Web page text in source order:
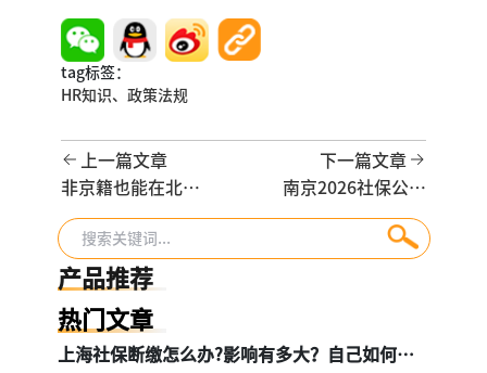
tag标签：
HR知识、 政策法规
上一篇文章
非京籍也能在北京
领养老金？没户口
想在京退休，这3
个硬指标缺一不
可！
下一篇文章
南京2026社保公积
金标准公布！成本
一算就明白
产品推荐
热门文章
上海社保断缴怎么办?影响有多大？自己如何续